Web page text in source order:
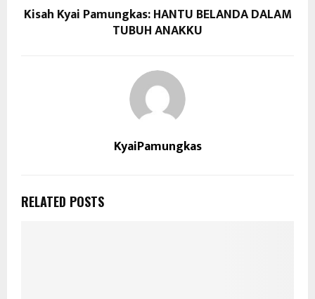
Kisah Kyai Pamungkas: HANTU BELANDA DALAM
TUBUH ANAKKU
KyaiPamungkas
RELATED POSTS